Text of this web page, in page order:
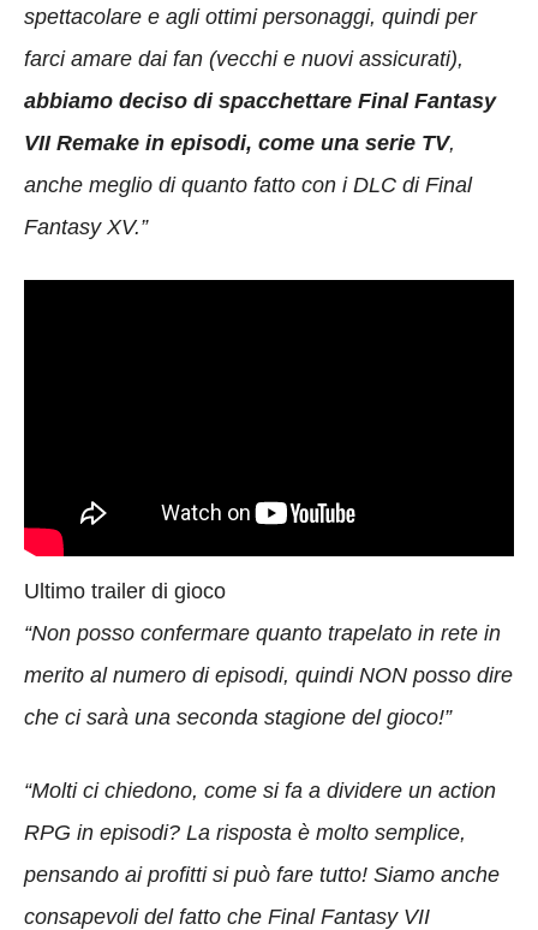
spettacolare e agli ottimi personaggi, quindi per
farci amare dai fan (vecchi e nuovi assicurati),
abbiamo deciso di spacchettare Final Fantasy
VII Remake in episodi, come una serie TV,
anche meglio di quanto fatto con i DLC di Final
Fantasy XV.”
Ultimo trailer di gioco
“Non posso confermare quanto trapelato in rete in
merito al numero di episodi, quindi NON posso dire
che ci sarà una seconda stagione del gioco!”
“Molti ci chiedono, come si fa a dividere un action
RPG in episodi? La risposta è molto semplice,
pensando ai profitti si può fare tutto! Siamo anche
consapevoli del fatto che Final Fantasy VII